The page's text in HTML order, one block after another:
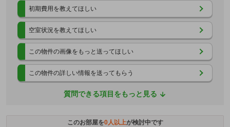
初期費用を教えてほしい
空室状況を教えてほしい
この物件の画像をもっと送ってほしい
この物件の詳しい情報を送ってもらう
質問できる項目をもっと見る
このお部屋を0人以上が検討中です